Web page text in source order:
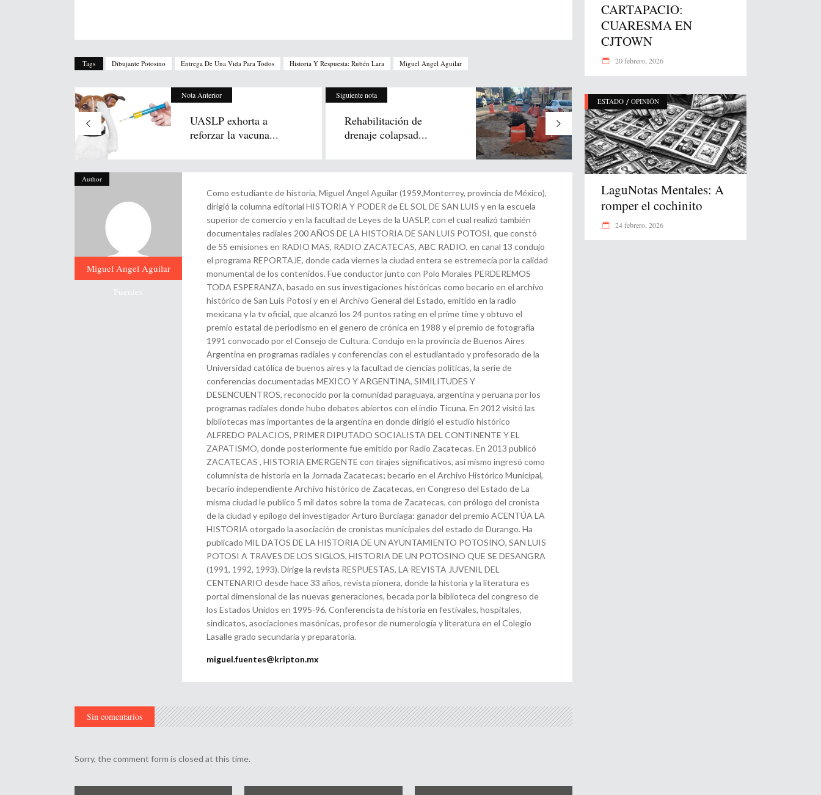
Tags Dibujante Potosino Entrega De Una Vida Para Todos Historia Y Respuesta: Rubén Lara Miguel Angel Aguilar
Nota Anterior
UASLP exhorta a
reforzar la vacuna...
Siguiente nota
Rehabilitación de
drenaje colapsad...
Author
Miguel Angel Aguilar
Fuentes
Como estudiante de historia, Miguel Ángel Aguilar (1959,Monterrey, provincia de México),
dirigió la columna editorial HISTORIA Y PODER de EL SOL DE SAN LUIS y en la escuela
superior de comercio y en la facultad de Leyes de la UASLP, con el cual realizó también
documentales radiales 200 AÑOS DE LA HISTORIA DE SAN LUIS POTOSI, que constó
de 55 emisiones en RADIO MAS, RADIO ZACATECAS, ABC RADIO, en canal 13 condujo
el programa REPORTAJE, donde cada viernes la ciudad entera se estremecía por la calidad
monumental de los contenidos. Fue conductor junto con Polo Morales PERDEREMOS
TODA ESPERANZA, basado en sus investigaciones históricas como becario en el archivo
histórico de San Luis Potosí y en el Archivo General del Estado, emitido en la radio
mexicana y la tv oficial, que alcanzó los 24 puntos rating en el prime time y obtuvo el
premio estatal de periodismo en el genero de crónica en 1988 y el premio de fotografía
1991 convocado por el Consejo de Cultura. Condujo en la provincia de Buenos Aires
Argentina en programas radiales y conferencias con el estudiantado y profesorado de la
Universidad católica de buenos aires y la facultad de ciencias políticas, la serie de
conferencias documentadas MEXICO Y ARGENTINA, SIMILITUDES Y
DESENCUENTROS, reconocido por la comunidad paraguaya, argentina y peruana por los
programas radiales donde hubo debates abiertos con el indio Ticuna. En 2012 visitó las
bibliotecas mas importantes de la argentina en donde dirigió el estudio histórico
ALFREDO PALACIOS, PRIMER DIPUTADO SOCIALISTA DEL CONTINENTE Y EL
ZAPATISMO, donde posteriormente fue emitido por Radio Zacatecas. En 2013 publicó
ZACATECAS , HISTORIA EMERGENTE con tirajes significativos, así mismo ingresó como
columnista de historia en la Jornada Zacatecas; becario en el Archivo Histórico Municipal,
becario independiente Archivo histórico de Zacatecas, en Congreso del Estado de La
misma ciudad le publico 5 mil datos sobre la toma de Zacatecas, con prólogo del cronista
de la ciudad y epilogo del investigador Arturo Burciaga: ganador del premio ACENTÚA LA
HISTORIA otorgado la asociación de cronistas municipales del estado de Durango. Ha
publicado MIL DATOS DE LA HISTORIA DE UN AYUNTAMIENTO POTOSINO, SAN LUIS
POTOSI A TRAVES DE LOS SIGLOS, HISTORIA DE UN POTOSINO QUE SE DESANGRA
(1991, 1992, 1993). Dirige la revista RESPUESTAS, LA REVISTA JUVENIL DEL
CENTENARIO desde hace 33 años, revista pionera, donde la historia y la literatura es
portal dimensional de las nuevas generaciones, becada por la biblioteca del congreso de
los Estados Unidos en 1995-96, Conferencista de historia en festivales, hospitales,
sindicatos, asociaciones masónicas, profesor de numerología y literatura en el Colegio
Lasalle grado secundaria y preparatoria.
miguel.fuentes@kripton.mx
Sin comentarios
Sorry, the comment form is closed at this time.
CARTAPACIO:
CUARESMA EN
CJTOWN
20 febrero, 2026
ESTADO / OPINIÓN
LaguNotas Mentales: A
romper el cochinito
24 febrero, 2026